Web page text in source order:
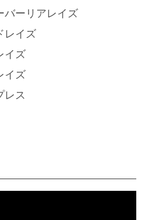
バーリアレイズ
レイズ
イズ
イズ
レス